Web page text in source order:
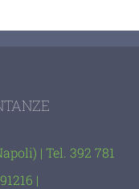
| Tel. 392 781
|